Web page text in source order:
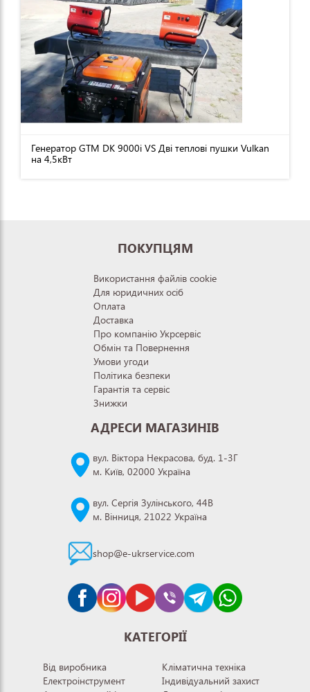
Генератор GTM DK 9000i VS Дві теплові пушки Vulkan
на 4,5кВт
ПОКУПЦЯМ
Використання файлів cookie
Для юридичних осіб
Оплата
Доставка
Про компанію Укрсервіс
Обмін та Повернення
Умови угоди
Політика безпеки
Гарантія та сервіс
Знижки
АДРЕСИ МАГАЗИНІВ
вул. Віктора Некрасова, буд. 1-3Г
м. Київ, 02000 Україна
вул. Сергія Зулінського, 44В
м. Вінниця, 21022 Україна
shop@e-ukrservice.com
КАТЕГОРІЇ
Від виробника
Електроінструмент
Кліматична техніка
Індивідуальний захист